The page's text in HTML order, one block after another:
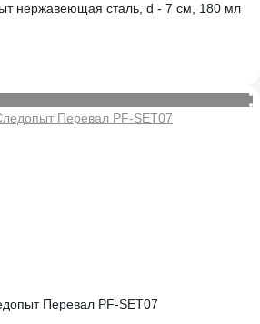
нержавеющая сталь, d - 7 см, 180 мл
Перевал PF-SET07